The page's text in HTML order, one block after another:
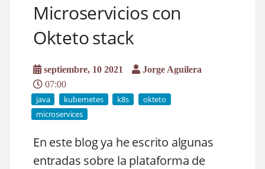
Microservicios con
Okteto stack
septiembre, 10 2021
Jorge Aguilera
07:00
java kubernetes k8s
okteto
microservices
En este blog ya he escrito algunas
entradas sobre la plataforma de